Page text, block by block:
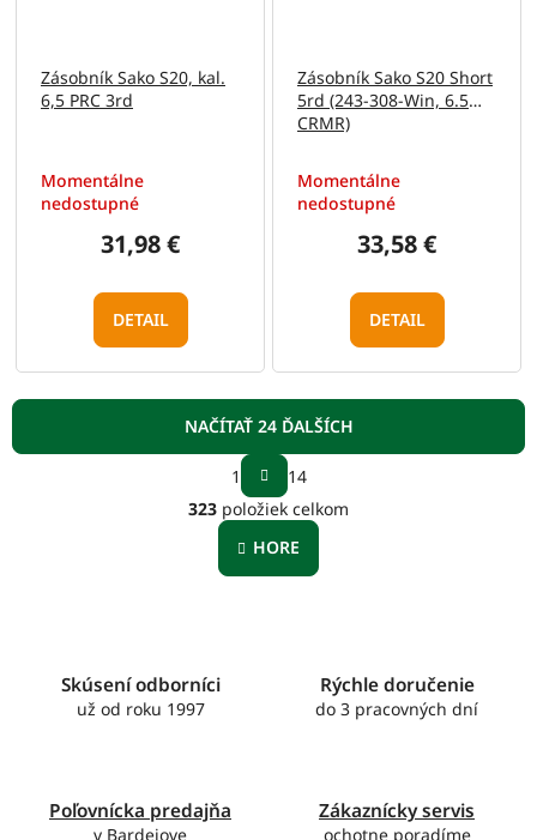
Zásobník Sako S20, kal.
6,5 PRC 3rd
Momentálne
nedostupné
31,98 €
DETAIL
Zásobník Sako S20 Short
5rd (243-308-Win, 6.5
CRMR)
Momentálne
nedostupné
33,58 €
DETAIL
O
v
l
NAČÍTAŤ 24 ĎALŠÍCH
t
r
á
n
o
1
14
323 položiek celkom
HORE
Skúsení odborníci
už od roku 1997
Rýchle doručenie
do 3 pracovných dní
Poľovnícka predajňa
v Bardejove
Zákaznícky servis
ochotne poradíme